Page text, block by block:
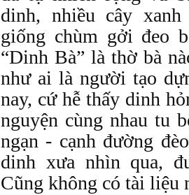
dinh, nhiều cây
giống chùm gởi đeo
“Dinh Bà” là thờ bà
như ai là người tạo
nay, cứ hễ thấy dinh
nguyện cùng nhau tu
ngạn - cạnh đường
dinh xưa nhìn qua,
Cũng không có tài liệu